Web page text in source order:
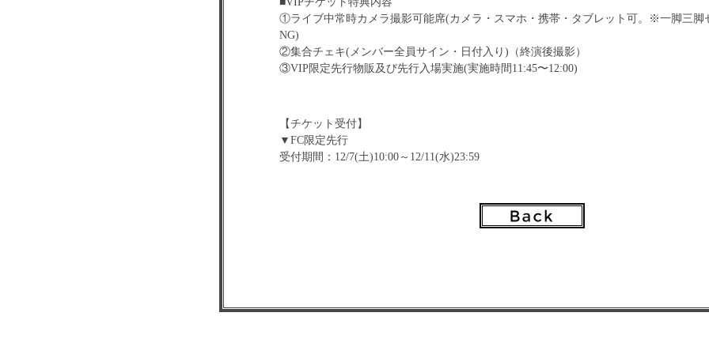
①ライブ中常時カメラ撮影可能席(カメラ・スマホ・携帯・タブレット可。※一脚三脚
NG)
②集合チェキ(メンバー全員サイン・日付入り)（終演後撮影）
③VIP限定先行物販及び先行入場実施(実施時間11:45〜12:00)
【チケット受付】
▼FC限定先行
受付期間：12/7(土)10:00～12/11(水)23:59
https://ticket.rakuten.co.jp/music/jpop/idle/rtdumty/